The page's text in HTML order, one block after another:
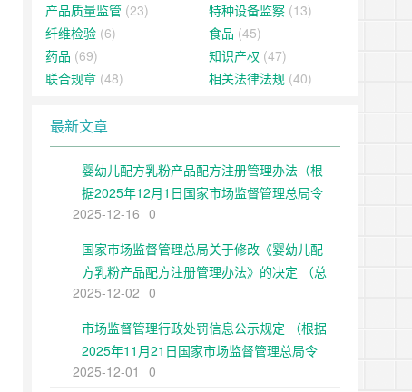
产品质量监管 (23) 特种设备监察 (13)
纤维检验 (6) 食品 (45)
药品 (69) 知识产权 (47)
联合规章 (48) 相关法律法规 (40)
最新文章
婴幼儿配方乳粉产品配方注册管理办法（根
据2025年12月1日国家市场监督管理总局令
第109号修正）
2025-12-16 0
国家市场监督管理总局关于修改《婴幼儿配
方乳粉产品配方注册管理办法》的决定 （总
局令第109号公布 自公布之日起施行）
2025-12-02 0
市场监督管理行政处罚信息公示规定 （根据
2025年11月21日国家市场监督管理总局令
第108号第二次修正）
2025-12-01
0